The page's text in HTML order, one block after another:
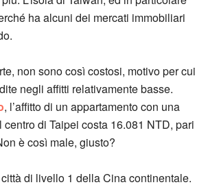
ha alcuni dei mercati immobiliari
non sono così costosi, motivo per cui
negli affitti relativamente basse.
, l’affitto di un appartamento con una
centro di Taipei costa 16.081 NTD, pari
è così male, giusto?
di livello 1 della Cina continentale.